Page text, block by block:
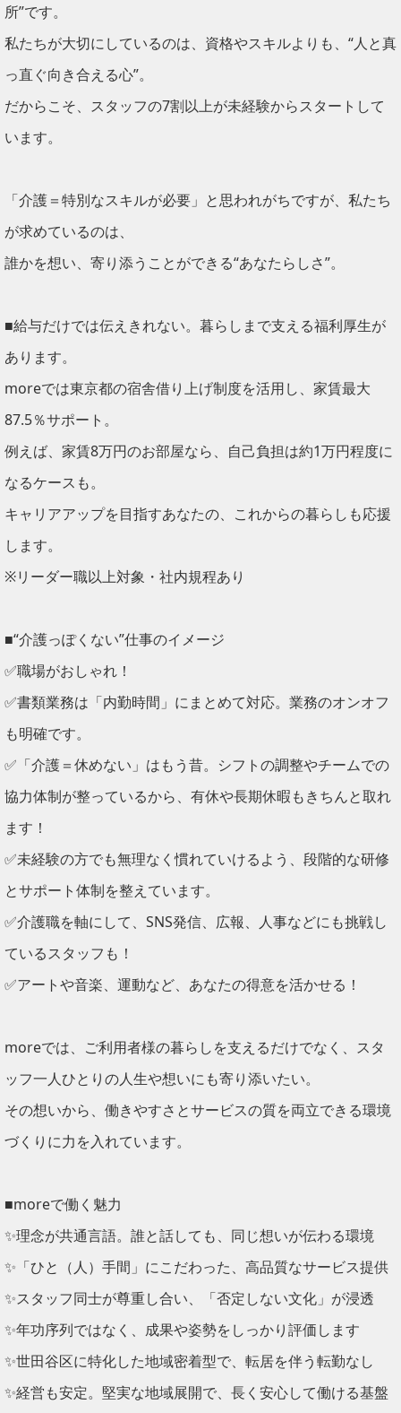
所”です。
私たちが大切にしているのは、資格やスキルよりも、“人と真
っ直ぐ向き合える心”。
だからこそ、スタッフの7割以上が未経験からスタートして
います。
「介護＝特別なスキルが必要」と思われがちですが、私たち
が求めているのは、
誰かを想い、寄り添うことができる“あなたらしさ”。
■給与だけでは伝えきれない。暮らしまで支える福利厚生が
あります。
moreでは東京都の宿舎借り上げ制度を活用し、家賃最大
87.5％サポート。
例えば、家賃8万円のお部屋なら、自己負担は約1万円程度に
なるケースも。
キャリアアップを目指すあなたの、これからの暮らしも応援
します。
※リーダー職以上対象・社内規程あり
■“介護っぽくない”仕事のイメージ
✅職場がおしゃれ！
✅書類業務は「内勤時間」にまとめて対応。業務のオンオフ
も明確です。
✅「介護＝休めない」はもう昔。シフトの調整やチームでの
協力体制が整っているから、有休や長期休暇もきちんと取れ
ます！
✅未経験の方でも無理なく慣れていけるよう、段階的な研修
とサポート体制を整えています。
✅介護職を軸にして、SNS発信、広報、人事などにも挑戦し
ているスタッフも！
✅アートや音楽、運動など、あなたの得意を活かせる！
moreでは、ご利用者様の暮らしを支えるだけでなく、スタ
ッフ一人ひとりの人生や想いにも寄り添いたい。
その想いから、働きやすさとサービスの質を両立できる環境
づくりに力を入れています。
■moreで働く魅力
✨理念が共通言語。誰と話しても、同じ想いが伝わる環境
✨「ひと（人）手間」にこだわった、高品質なサービス提供
✨スタッフ同士が尊重し合い、「否定しない文化」が浸透
✨年功序列ではなく、成果や姿勢をしっかり評価します
✨世田谷区に特化した地域密着型で、転居を伴う転勤なし
✨経営も安定。堅実な地域展開で、長く安心して働ける基盤